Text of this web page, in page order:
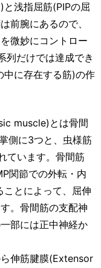
浅指屈筋(PIPの屈
前腕にあるので、
微妙にコントロー
列だけでは達成でき
中に存在する筋)の作
muscle)とは骨間
側に3つと、虫様筋
ています。骨間筋
関節での外転・内
とによって、屈伸
。骨間筋の支配神
部には正中神経か
伸筋腱膜(Extensor